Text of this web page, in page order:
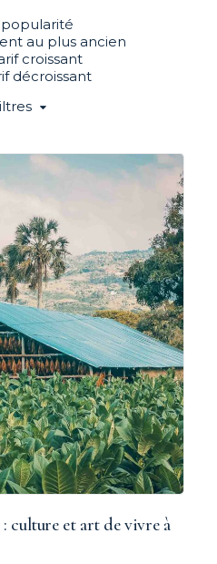
au plus ancien
croissant
décroissant
culture et art de vivre à